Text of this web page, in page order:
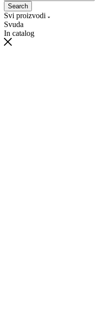
Search
Svi proizvodi
Svuda
In catalog